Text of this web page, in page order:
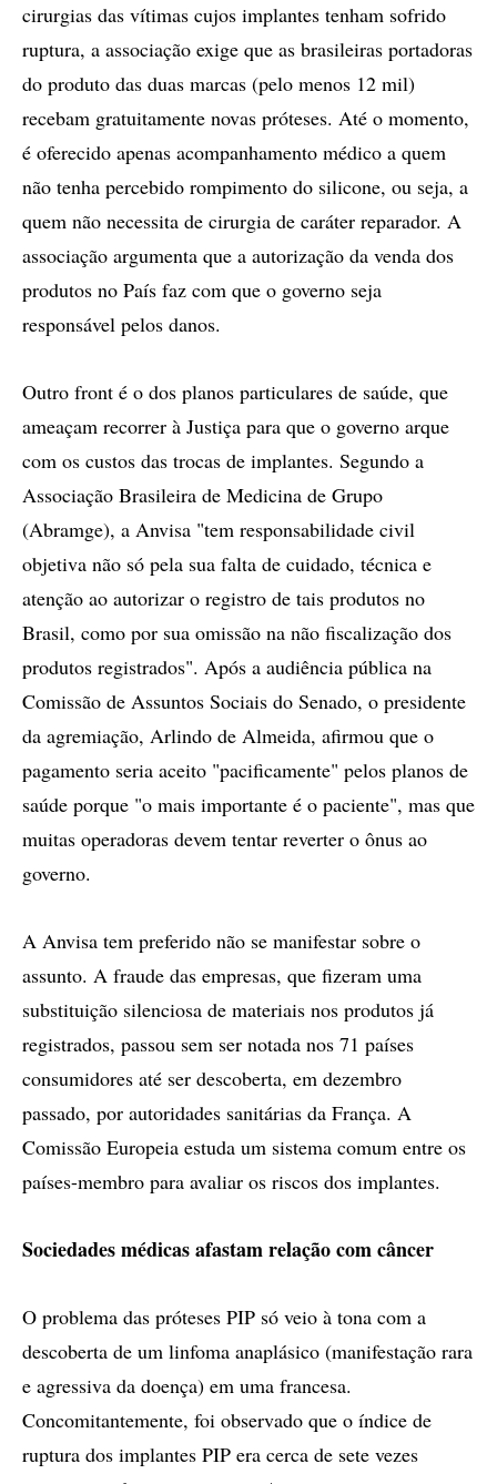
cirurgias das vítimas cujos implantes tenham sofrido
ruptura, a associação exige que as brasileiras portadoras
do produto das duas marcas (pelo menos 12 mil)
recebam gratuitamente novas próteses. Até o momento,
é oferecido apenas acompanhamento médico a quem
não tenha percebido rompimento do silicone, ou seja, a
quem não necessita de cirurgia de caráter reparador. A
associação argumenta que a autorização da venda dos
produtos no País faz com que o governo seja
responsável pelos danos.
Outro front é o dos planos particulares de saúde, que
ameaçam recorrer à Justiça para que o governo arque
com os custos das trocas de implantes. Segundo a
Associação Brasileira de Medicina de Grupo
(Abramge), a Anvisa "tem responsabilidade civil
objetiva não só pela sua falta de cuidado, técnica e
atenção ao autorizar o registro de tais produtos no
Brasil, como por sua omissão na não fiscalização dos
produtos registrados". Após a audiência pública na
Comissão de Assuntos Sociais do Senado, o presidente
da agremiação, Arlindo de Almeida, afirmou que o
pagamento seria aceito "pacificamente" pelos planos de
saúde porque "o mais importante é o paciente", mas que
muitas operadoras devem tentar reverter o ônus ao
governo.
A Anvisa tem preferido não se manifestar sobre o
assunto. A fraude das empresas, que fizeram uma
substituição silenciosa de materiais nos produtos já
registrados, passou sem ser notada nos 71 países
consumidores até ser descoberta, em dezembro
passado, por autoridades sanitárias da França. A
Comissão Europeia estuda um sistema comum entre os
países-membro para avaliar os riscos dos implantes.
Sociedades médicas afastam relação com câncer
O problema das próteses PIP só veio à tona com a
descoberta de um linfoma anaplásico (manifestação rara
e agressiva da doença) em uma francesa.
Concomitantemente, foi observado que o índice de
ruptura dos implantes PIP era cerca de sete vezes